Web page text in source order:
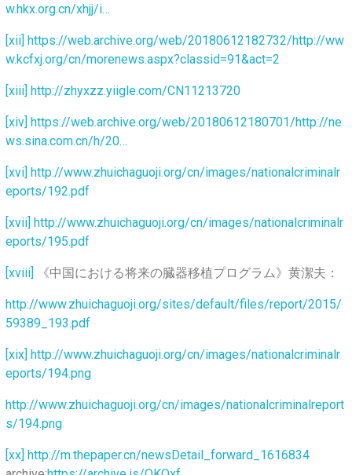
w.hkx.org.cn/xhjj/i…
[xii] https://web.archive.org/web/20180612182732/http://ww
w.kcfxj.org/cn/morenews.aspx?classid=91&act=2
[xiii] http://zhyxzz.yiigle.com/CN11213720
[xiv] https://web.archive.org/web/20180612180701/http://ne
ws.sina.com.cn/h/20…
[xvi] http://www.zhuichaguoji.org/cn/images/nationalcriminalr
eports/192.pdf
[xvii] http://www.zhuichaguoji.org/cn/images/nationalcriminalr
eports/195.pdf
[xviii] 《中国における将来の臓器移植プログラム》黄潔夫：
http://www.zhuichaguoji.org/sites/default/files/report/2015/
59389_193.pdf
[xix] http://www.zhuichaguoji.org/cn/images/nationalcriminalr
eports/194.png
http://www.zhuichaguoji.org/cn/images/nationalcriminalreport
s/194.png
[xx] http://m.thepaper.cn/newsDetail_forward_1616834